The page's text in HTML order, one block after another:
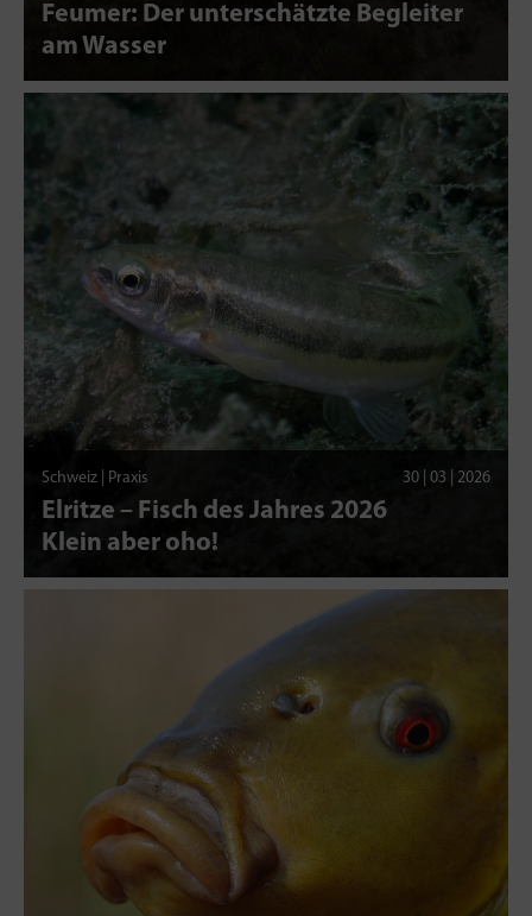
Feumer: Der unterschätzte Begleiter
am Wasser
Schweiz | Praxis 30 | 03 | 2026
Elritze – Fisch des Jahres 2026
Klein aber oho!